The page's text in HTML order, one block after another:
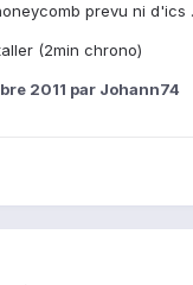
prevu ni d'ics
(2min chrono)
2011 par Johann74